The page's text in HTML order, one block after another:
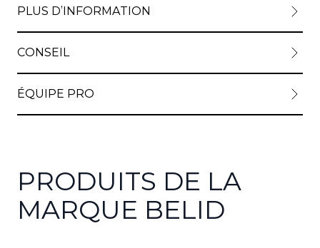
PLUS D’INFORMATION
CONSEIL
ÉQUIPE PRO
PRODUITS DE LA
MARQUE BELID